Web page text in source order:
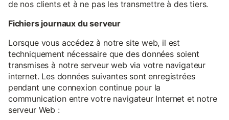
de nos clients et à ne pas les transmettre à des tiers.
Fichiers journaux du serveur
Lorsque vous accédez à notre site web, il est
techniquement nécessaire que des données soient
transmises à notre serveur web via votre navigateur
internet. Les données suivantes sont enregistrées
pendant une connexion continue pour la
communication entre votre navigateur Internet et notre
serveur Web :